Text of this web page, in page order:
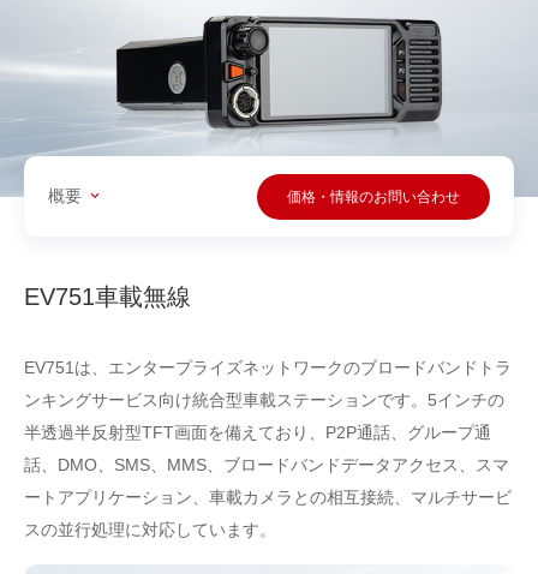
概要 価格・情報のお問い合わせ
EV751車載無線
EV751は、エンタープライズネットワークのブロードバンドトラ
ンキングサービス向け統合型車載ステーションです。5インチの
半透過半反射型TFT画面を備えており、P2P通話、グループ通
話、DMO、SMS、MMS、ブロードバンドデータアクセス、スマ
ートアプリケーション、車載カメラとの相互接続、マルチサービ
スの並行処理に対応しています。